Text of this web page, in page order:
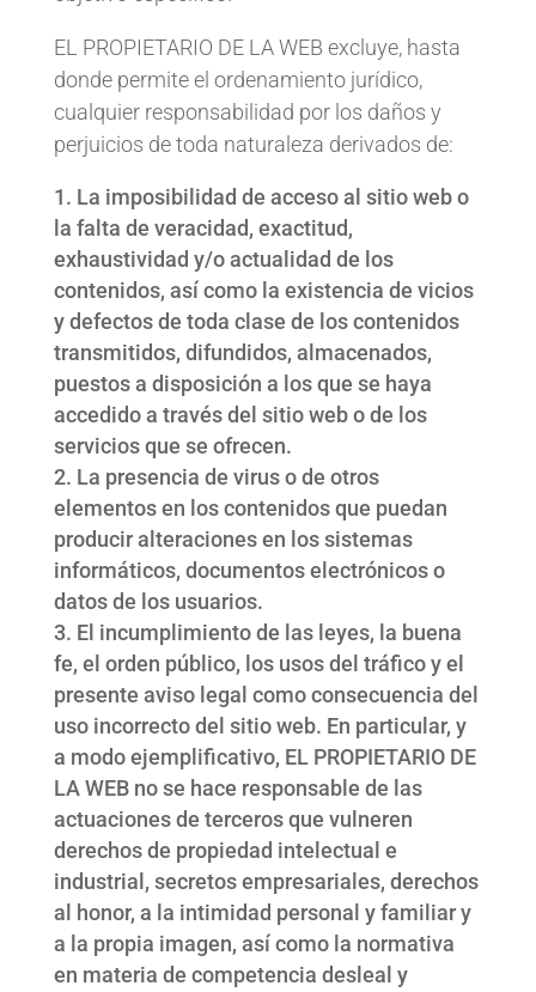
EL PROPIETARIO DE LA WEB excluye, hasta
donde permite el ordenamiento jurídico,
cualquier responsabilidad por los daños y
perjuicios de toda naturaleza derivados de:
La imposibilidad de acceso al sitio web o
la falta de veracidad, exactitud,
exhaustividad y/o actualidad de los
contenidos, así como la existencia de vicios
y defectos de toda clase de los contenidos
transmitidos, difundidos, almacenados,
puestos a disposición a los que se haya
accedido a través del sitio web o de los
servicios que se ofrecen.
La presencia de virus o de otros
elementos en los contenidos que puedan
producir alteraciones en los sistemas
informáticos, documentos electrónicos o
datos de los usuarios.
El incumplimiento de las leyes, la buena
fe, el orden público, los usos del tráfico y el
presente aviso legal como consecuencia del
uso incorrecto del sitio web. En particular, y
a modo ejemplificativo, EL PROPIETARIO DE
LA WEB no se hace responsable de las
actuaciones de terceros que vulneren
derechos de propiedad intelectual e
industrial, secretos empresariales, derechos
al honor, a la intimidad personal y familiar y
a la propia imagen, así como la normativa
en materia de competencia desleal y